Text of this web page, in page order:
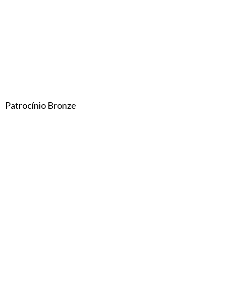
Patrocínio Bronze